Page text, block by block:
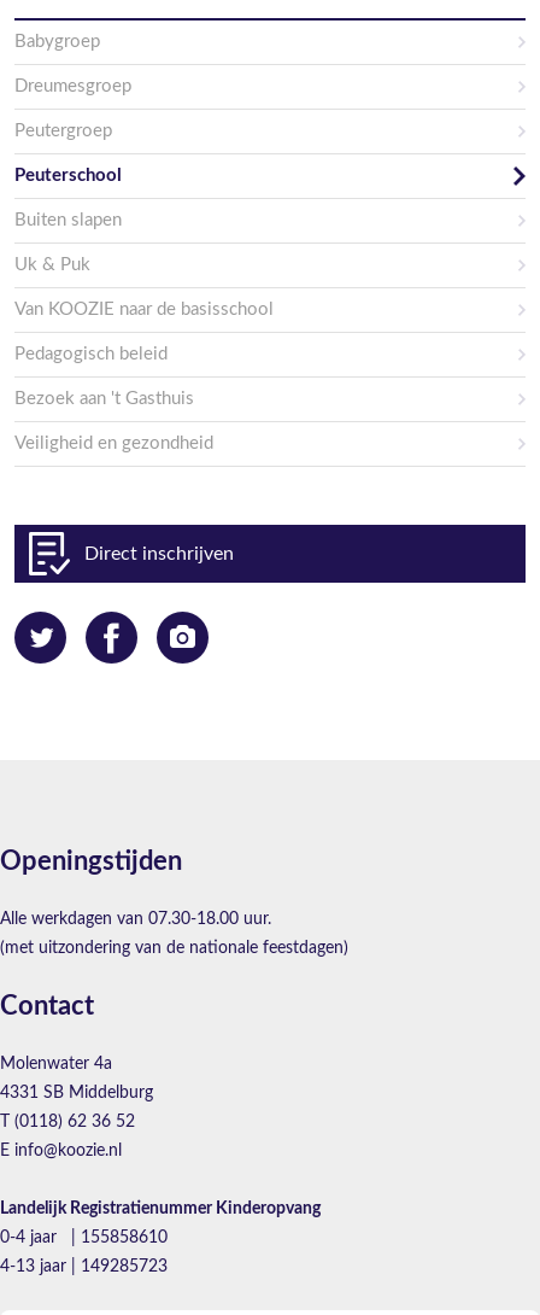
Babygroep
Dreumesgroep
Peutergroep
Peuterschool
Buiten slapen
Uk & Puk
Van KOOZIE naar de basisschool
Pedagogisch beleid
Bezoek aan 't Gasthuis
Veiligheid en gezondheid
Direct inschrijven
Openingstijden
Alle werkdagen van 07.30-18.00 uur.
(met uitzondering van de nationale feestdagen)
Contact
Molenwater 4a
4331 SB Middelburg
T (0118) 62 36 52
E info@koozie.nl
Landelijk Registratienummer Kinderopvang
0-4 jaar | 155858610
4-13 jaar | 149285723